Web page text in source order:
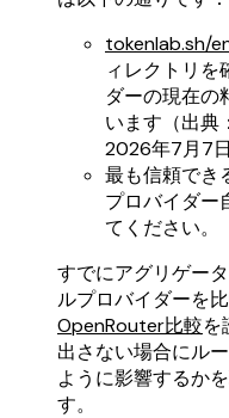
tokenlab.sh/
ィレクトリを
ダーの現在の
います（出典
2026年7月7日
最も信頼でき
プロバイダー
てください。
すでにアグリゲー
ルプロバイダーを
OpenRouter比較を
出さない場合にル
ように影響するか
す。